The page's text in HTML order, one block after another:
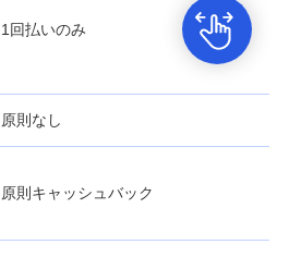
1回払いのみ
原則なし
原則キャッシュバック